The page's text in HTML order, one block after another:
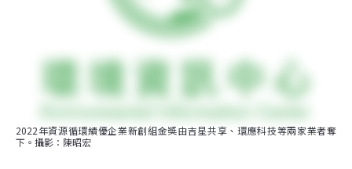
2022年資源循環績優企業新創組金獎由吉星共享、環應科技等兩家業者奪
下。攝影：陳昭宏